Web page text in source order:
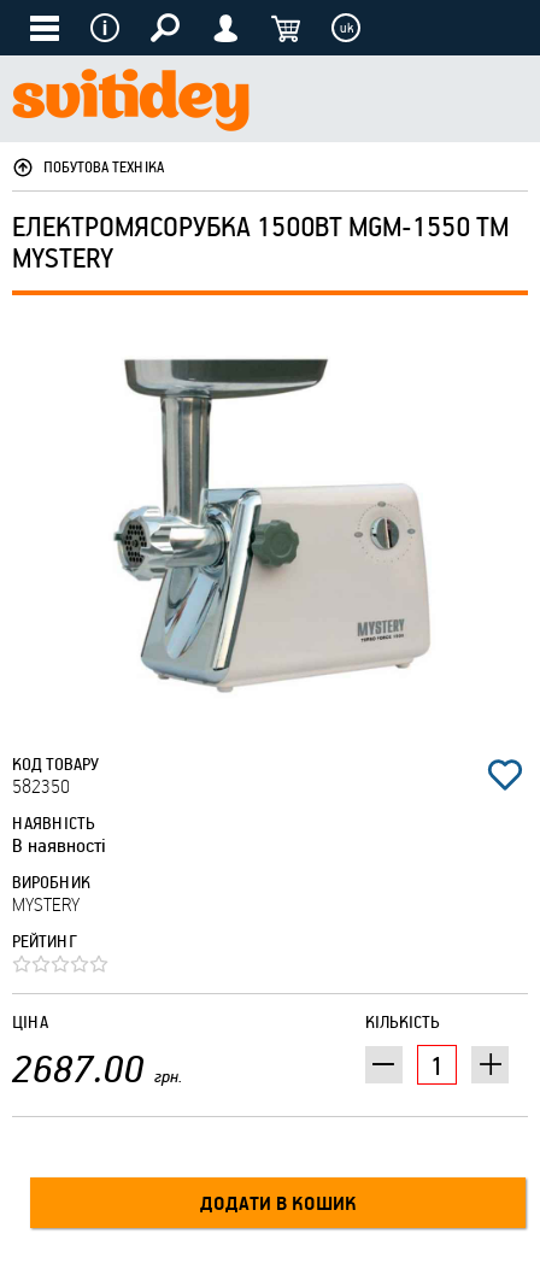
uk
ПОБУТОВА ТЕХНІКА
ЕЛЕКТРОМЯСОРУБКА 1500ВТ MGM-1550 ТМ
MYSTERY
КОД ТОВАРУ
582350
НАЯВНІСТЬ
В наявності
ВИРОБНИК
MYSTERY
РЕЙТИНГ
КІЛЬКІСТЬ
ЦІНА
2687.00 грн.